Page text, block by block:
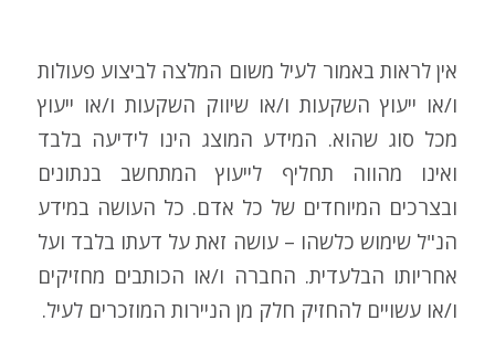
אין לראות באמור לעיל משום המלצה לביצוע פעולות
ו/או ייעוץ השקעות ו/או שיווק השקעות ו/או ייעוץ
מכל סוג שהוא. המידע המוצג הינו לידיעה בלבד
ואינו מהווה תחליף לייעוץ המתחשב בנתונים
ובצרכים המיוחדים של כל אדם. כל העושה במידע
הנ"ל שימוש כלשהו – עושה זאת על דעתו בלבד ועל
אחריותו הבלעדית. החברה ו/או הכותבים מחזיקים
ו/או עשויים להחזיק חלק מן הניירות המוזכרים לעיל.